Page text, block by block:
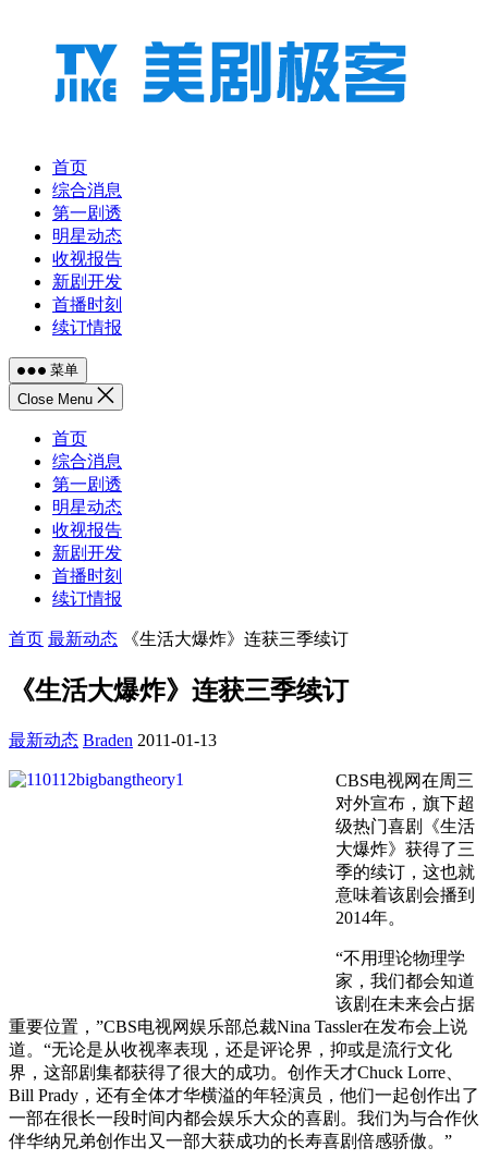
首页
综合消息
第一剧透
明星动态
收视报告
新剧开发
首播时刻
续订情报
菜单
Close Menu
首页
综合消息
第一剧透
明星动态
收视报告
新剧开发
首播时刻
续订情报
首页 最新动态 《生活大爆炸》连获三季续订
《生活大爆炸》连获三季续订
最新动态 Braden 2011-01-13
CBS电视网在周三
对外宣布，旗下超
级热门喜剧《生活
大爆炸》获得了三
季的续订，这也就
意味着该剧会播到
2014年。
“不用理论物理学
家，我们都会知道
该剧在未来会占据
重要位置，”CBS电视网娱乐部总裁Nina Tassler在发布会上说
道。“无论是从收视率表现，还是评论界，抑或是流行文化
界，这部剧集都获得了很大的成功。创作天才Chuck Lorre、
Bill Prady，还有全体才华横溢的年轻演员，他们一起创作出了
一部在很长一段时间内都会娱乐大众的喜剧。我们为与合作伙
伴华纳兄弟创作出又一部大获成功的长寿喜剧倍感骄傲。”